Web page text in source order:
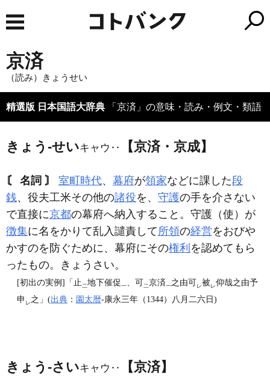
京済
（読み）きょうせい
精選版 日本国語大辞典 「京済」の意味・読み・例文・類語
きょう‐せいキャウ‥ 【京済・京成】
〘 名詞 〙 室町時代、 幕府が領家などに課した段
銭、役夫工米その他の諸役を、 守護の手を介さない
で直接に京都の幕府へ納入すること。守護（使）が
徴集に名をかりて乱入譴責して所領の経営をおびや
かすのを防ぐために、幕府にその権利 を認めてもら
ったもの。きょうさい。
[初出の実例]「止 二地下催促一 、可二京済一之由可レ被 レ仰哉之由予
申 レ 之」(出典 ： 園太暦‐康永三年（1344）八月二六日)
きょう‐さいキャウ‥ 【京済】